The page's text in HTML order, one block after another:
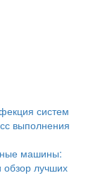
систем
выполнения
машины:
обзор лучших